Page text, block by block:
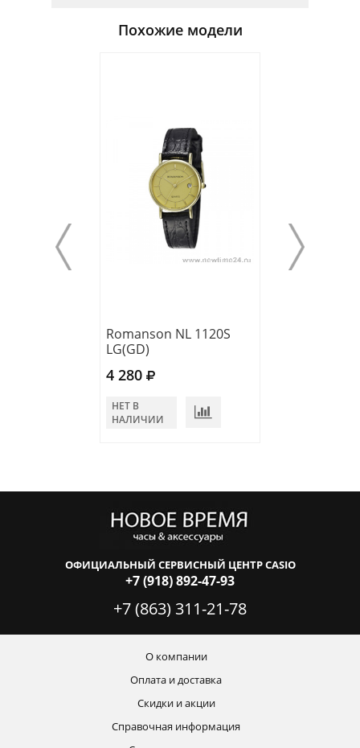
Похожие модели
Romanson NL 1120S
LG(GD)
4 280
НЕТ В
НАЛИЧИИ
ОФИЦИАЛЬНЫЙ СЕРВИСНЫЙ ЦЕНТР CASIO
+7 (918) 892-47-93
+7 (863) 311-21-78
О компании
Оплата и доставка
Скидки и акции
Справочная информация